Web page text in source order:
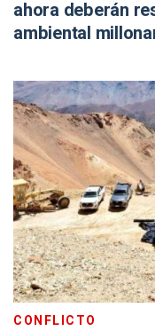
ahora deberán
ambiental
CONFLICTO